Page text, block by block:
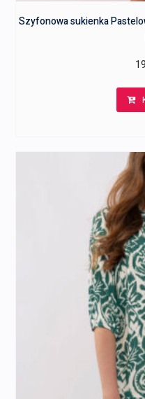
Szyfonowa sukienka